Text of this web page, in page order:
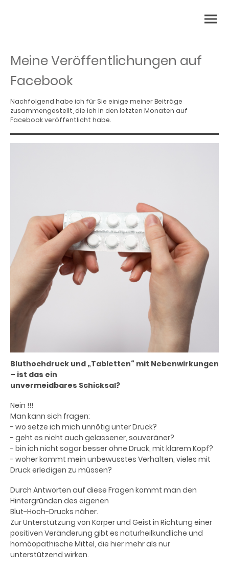
Meine Veröffentlichungen auf
Facebook
Nachfolgend habe ich für Sie einige meiner Beiträge
zusammengestellt, die ich in den letzten Monaten auf
Facebook veröffentlicht habe.
Bluthochdruck und „Tabletten“ mit Nebenwirkungen
– ist das ein
unvermeidbares Schicksal?
Nein !!!
Man kann sich fragen:
- wo setze ich mich unnötig unter Druck?
- geht es nicht auch gelassener, souveräner?
- bin ich nicht sogar besser ohne Druck, mit klarem Kopf?
- woher kommt mein unbewusstes Verhalten, vieles mit
Druck erledigen zu müssen?
Durch Antworten auf diese Fragen kommt man den
Hintergründen des eigenen
Blut-Hoch-Drucks näher.
Zur Unterstützung von Körper und Geist in Richtung einer
positiven Veränderung gibt es naturheilkundliche und
homöopathische Mittel, die hier mehr als nur
unterstützend wirken.